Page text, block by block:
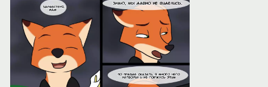
Notice: Trying to access array offset on value of type null in
Творчество